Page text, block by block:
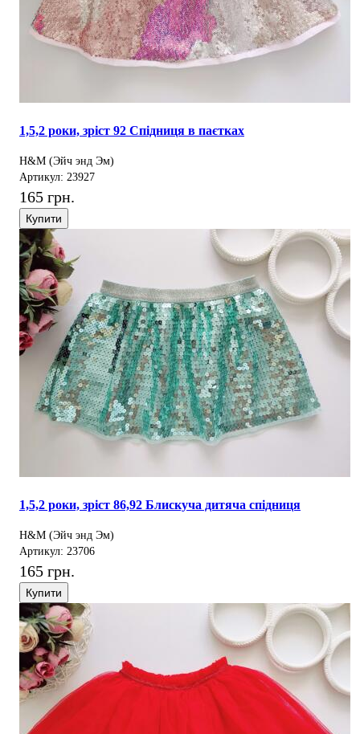
1,5,2 роки, зріст 92 Спідниця в паєтках
H&M (Эйч энд Эм)
Артикул: 23927
165 грн.
Купити
1,5,2 роки, зріст 86,92 Блискуча дитяча спідниця
H&M (Эйч энд Эм)
Артикул: 23706
165 грн.
Купити